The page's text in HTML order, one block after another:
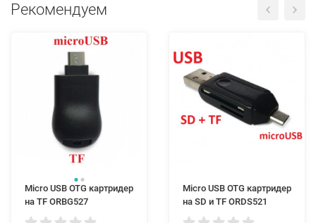
Рекомендуем
Micro USB OTG картридер
на TF ORBG527
Micro USB OTG картридер
на SD и TF ORDS521